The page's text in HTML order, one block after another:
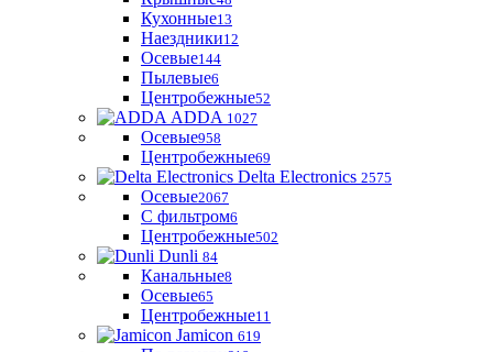
Кухонные13
Наездники12
Осевые144
Пылевые6
Центробежные52
ADDA 1027
Осевые958
Центробежные69
Delta Electronics 2575
Осевые2067
С фильтром6
Центробежные502
Dunli 84
Канальные8
Осевые65
Центробежные11
Jamicon 619